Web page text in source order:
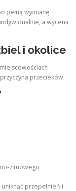
pełną wymianę
a wycena
i okolice
przecieków.
zimowego
przepełnień i